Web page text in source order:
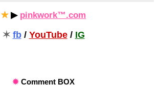
✯ ▶ pinkwork™.com
✶ fb/ YouTube/ IG
✹ Comment BOX